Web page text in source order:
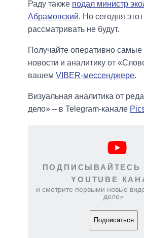
Раду также подал министр
Абрамовский. Но сегодня
рассматривать не будут.
Получайте оперативно
новости и аналитику от
вашем VIBER-мессенджере.
Визуальная аналитика от
дело» – в Telegram-канале
ПОДПИСЫВАЙТЕСЬ
YOUTUBE
и смотрите первыми новые
дело»
Подписаться